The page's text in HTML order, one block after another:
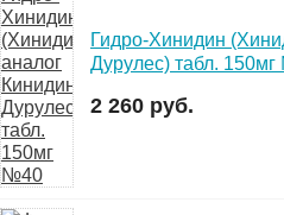
Гидро-Хинидин
Дурулес) табл.
2 260 руб.